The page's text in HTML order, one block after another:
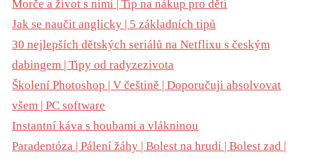
Morče a život s nimi | Tip na nákup pro děti
Jak se naučit anglicky | 5 základních tipů
30 nejlepších dětských seriálů na Netflixu s českým
dabingem | Tipy od radyzezivota
Školení Photoshop | V češtině | Doporučuji absolvovat
všem | PC software
Instantní káva s houbami a vlákninou
Paradentóza | Pálení žáhy | Bolest na hrudi | Bolest zad |